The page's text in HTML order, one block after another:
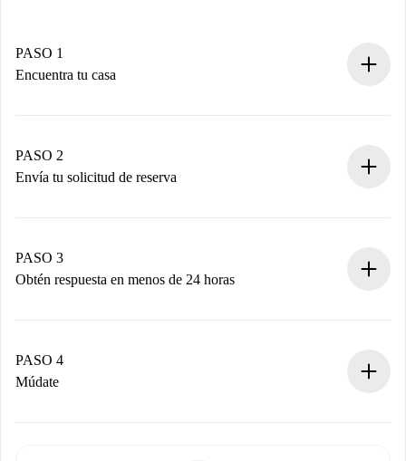
PASO 1
Encuentra tu casa
Tienes toda la información necesaria por adelantado.
PASO 2
Envía tu solicitud de reserva
propietario acepte.
PASO 3
Obtén respuesta en menos de 24 horas
contacto con el propietario.
Si es rechazada: No te haremos ningún cargo y te
PASO 4
Múdate